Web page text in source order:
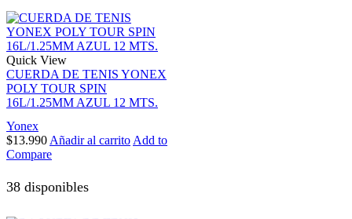
Quick View
CUERDA DE TENIS YONEX
POLY TOUR SPIN
16L/1.25MM AZUL 12 MTS.
Yonex
$13.990 Añadir al carrito Add to
Compare
38 disponibles